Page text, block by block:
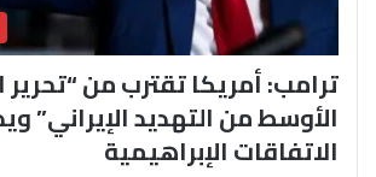
ترامب: أمريكا تقترب من
الأوسط من التهديد الإيراني”
الاتفاقات الإبراهيمية